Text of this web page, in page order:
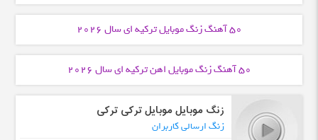
50 آهنگ زنگ موبایل ترکیه ایسال 2026
50 آهنگ زنگ موبایل اهن ترکیه ایسال 2026
زنگ موبایل موبایل ترکی ترکی
زنگ ارسالی کاربران